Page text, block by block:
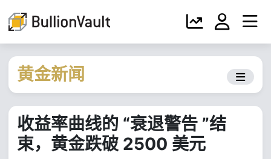
黄金新闻
收益率曲线的 “衰退警告 ”结
束，黄金跌破 2500 美元